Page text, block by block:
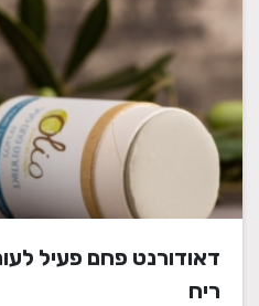
דאודורנט פחם פעיל
ריח